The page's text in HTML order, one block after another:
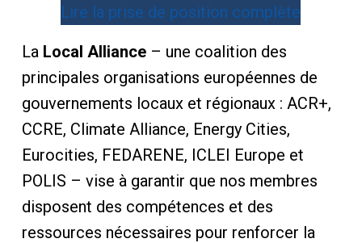
Lire la prise de position complète
La Local Alliance– une coalition des
principales organisations européennes de
gouvernements locaux et régionaux : ACR+,
CCRE, Climate Alliance, Energy Cities,
Eurocities, FEDARENE, ICLEI Europe et
POLIS – vise à garantir que nos membres
disposent des compétences et des
ressources nécessaires pour renforcer la